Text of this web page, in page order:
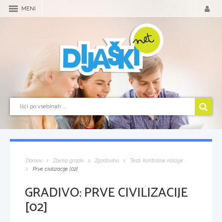
MENI
Domov Zbirka gradiv Zgodovina
Testi, kontrolne naloge
Prve civilizacije [02]
GRADIVO:PRVE CIVILIZACIJE
[02]